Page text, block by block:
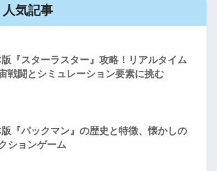
気記事
『スターラスター』攻略！リアルタイム
戦闘とシミュレーション要素に挑む
『パックマン』の歴史と特徴、懐かしの
ションゲーム